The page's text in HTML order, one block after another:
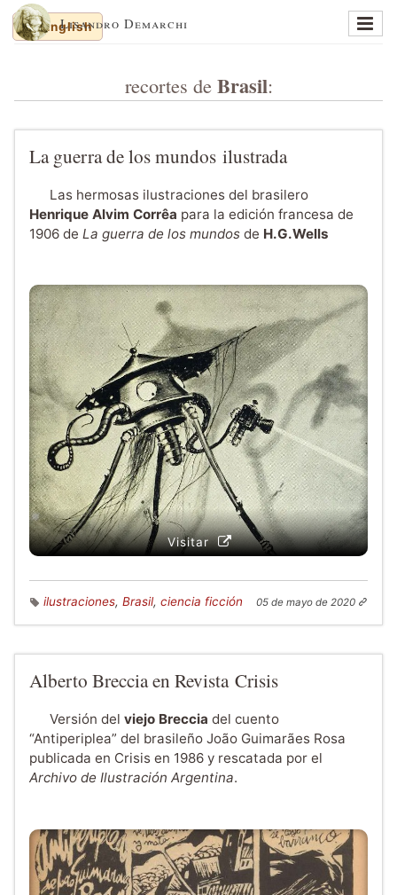
Lisandro Demarchi
Memorias y balanceos
Cuaderno de dibujos
Sitios recomendados
Recortes al paso
recortes de Brasil:
La guerra de los mundos ilustrada
Las hermosas ilustraciones del brasilero
Henrique Alvim Corrêa para la edición francesa de
1906 de La guerra de los mundos de H.G.Wells
Visitar
ilustraciones, Brasil, ciencia ficción 05 de mayo de 2020
Alberto Breccia en Revista Crisis
Versión del viejo Breccia del cuento
“Antiperiplea” del brasileño João Guimarães Rosa
publicada en Crisis en 1986 y rescatada por el
Archivo de Ilustración Argentina.
English